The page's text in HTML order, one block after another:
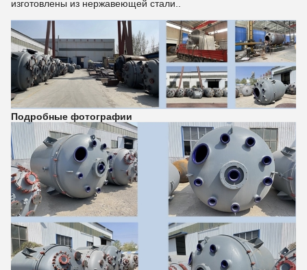
изготовлены из нержавеющей стали..
Подробные фотографии